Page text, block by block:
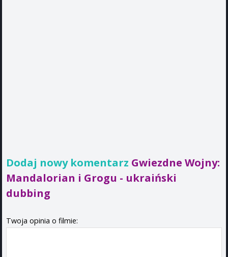
Dodaj nowy komentarz Gwiezdne Wojny:
Mandalorian i Grogu - ukraiński
dubbing
Twoja opinia o filmie: